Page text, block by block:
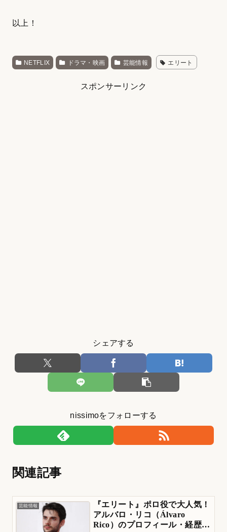
以上！
NETFLIX ドラマ・映画 芸能情報 エリート
スポンサーリンク
シェアする
nissimoをフォローする
関連記事
芸能情報
『エリート』ポロ役で大人気！
アルバロ・リコ（Álvaro
Rico）のプロフィール・経歴・